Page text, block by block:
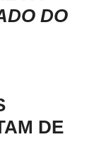
DO
DE